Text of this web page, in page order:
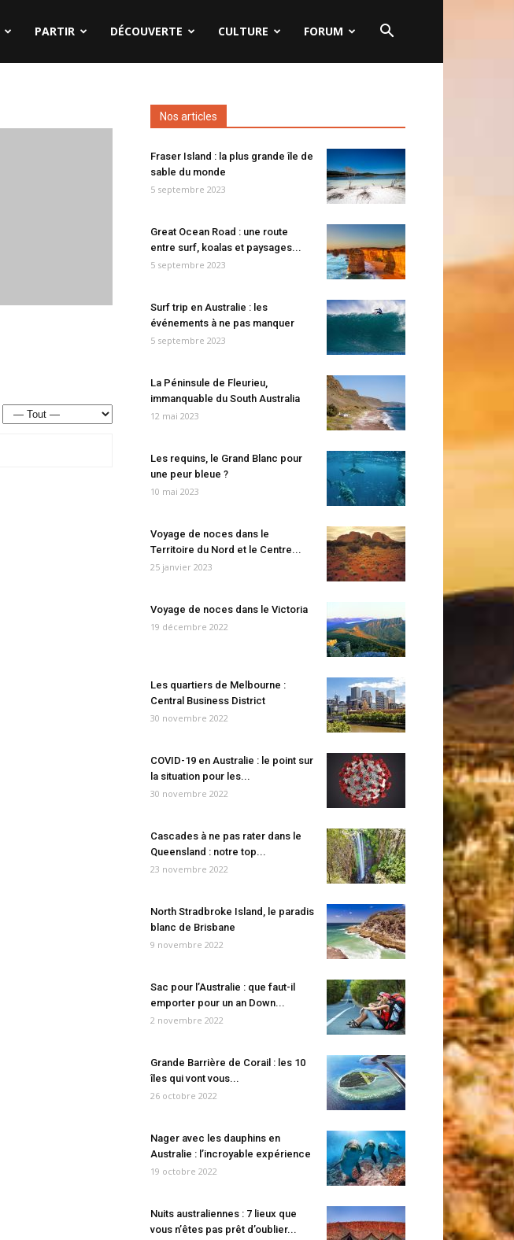
PARTIR DÉCOUVERTE CULTURE FORUM
Nos articles
Fraser Island : la plus grande île de
sable du monde
5 septembre 2023
Great Ocean Road : une route
entre surf, koalas et paysages...
5 septembre 2023
Surf trip en Australie : les
événements à ne pas manquer
5 septembre 2023
La Péninsule de Fleurieu,
immanquable du South Australia
12 mai 2023
Les requins, le Grand Blanc pour
une peur bleue ?
10 mai 2023
Voyage de noces dans le
Territoire du Nord et le Centre...
25 janvier 2023
Voyage de noces dans le Victoria
19 décembre 2022
Les quartiers de Melbourne :
Central Business District
30 novembre 2022
COVID-19 en Australie : le point sur
la situation pour les...
30 novembre 2022
Cascades à ne pas rater dans le
Queensland : notre top...
23 novembre 2022
North Stradbroke Island, le paradis
blanc de Brisbane
9 novembre 2022
Sac pour l’Australie : que faut-il
emporter pour un an Down...
2 novembre 2022
Grande Barrière de Corail : les 10
îles qui vont vous...
26 octobre 2022
Nager avec les dauphins en
Australie : l’incroyable expérience
19 octobre 2022
Nuits australiennes : 7 lieux que
vous n’êtes pas prêt d’oublier...